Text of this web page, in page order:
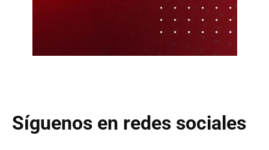
Síguenos en redes sociales